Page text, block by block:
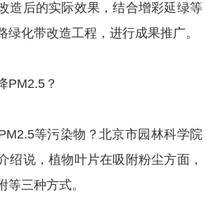
造后的实际效果，结合增彩延绿等
绿化带改造工程，进行成果推广。
PM2.5？
等污染物？北京市园林科学院
绍说，植物叶片在吸附粉尘方面，
等三种方式。